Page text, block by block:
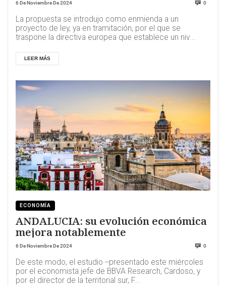
6 De Noviembre De 2024 0
La propuesta se introdujo como enmienda a un
proyecto de ley, ya en tramitación, por el que se
traspone la directiva europea que establece un niv...
LEER MÁS
ECONOMÍA
ANDALUCIA: su evolución económica
mejora notablemente
6 De Noviembre De 2024 0
De este modo, el estudio --presentado este miércoles
por el economista jefe de BBVA Research, Cardoso, y
por el director de la territorial sur, F...